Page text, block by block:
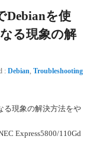
Debianを使
る現象の解
: Debian, Troubleshooting
る現象の解決方法をや
Express5800/110Gd